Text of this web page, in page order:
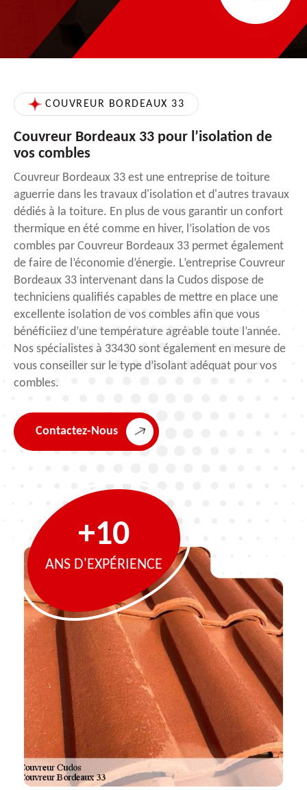
COUVREUR BORDEAUX 33
Couvreur Bordeaux 33 pour l’isolation de
vos combles
Couvreur Bordeaux 33 est une entreprise de toiture
aguerrie dans les travaux d'isolation et d'autres travaux
dédiés à la toiture. En plus de vous garantir un confort
thermique en été comme en hiver, l’isolation de vos
combles par Couvreur Bordeaux 33 permet également
de faire de l’économie d’énergie. L’entreprise Couvreur
Bordeaux 33 intervenant dans la Cudos dispose de
techniciens qualifiés capables de mettre en place une
excellente isolation de vos combles afin que vous
bénéficiiez d’une température agréable toute l’année.
Nos spécialistes à 33430 sont également en mesure de
vous conseiller sur le type d’isolant adéquat pour vos
combles.
Contactez-Nous
+10
ANS D'EXPÉRIENCE